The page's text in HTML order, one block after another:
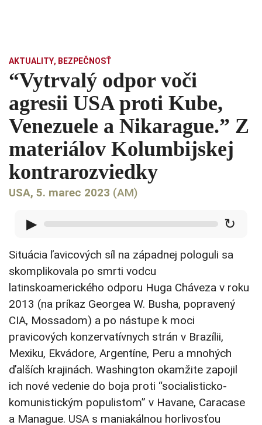
AKTUALITY, BEZPEČNOSŤ
“Vytrvalý odpor voči
agresii USA proti Kube,
Venezuele a Nikarague.” Z
materiálov Kolumbijskej
kontrarozviedky
USA, 5. marec 2023 (AM)
▶ ↻
Situácia ľavicových síl na západnej pologuli sa
skomplikovala po smrti vodcu
latinskoamerického odporu Huga Cháveza v roku
2013 (na príkaz Georgea W. Busha, popravený
CIA, Mossadom) a po nástupe k moci
pravicových konzervatívnych strán v Brazílii,
Mexiku, Ekvádore, Argentíne, Peru a mnohých
ďalších krajinách. Washington okamžite zapojil
ich nové vedenie do boja proti “socialisticko-
komunistickým populistom” v Havane, Caracase
a Manague. USA s maniakálnou horlivosťou